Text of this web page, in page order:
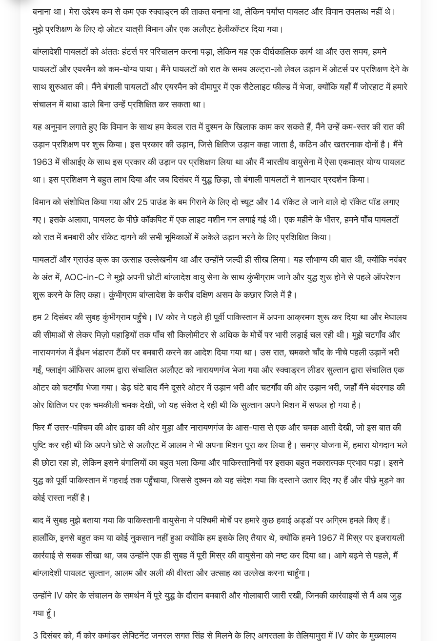
बनाना था। मेरा उद्देश्य कम से कम एक स्क्वाड्रन की ताकत बनाना था, लेकिन पर्याप्त पायलट और विमान उपलब्ध नहीं थे।
मुझे प्रशिक्षण के लिए दो ओटर यात्री विमान और एक अलौएट हेलीकॉप्टर दिया गया।
बांग्लादेशी पायलटों को अंततः हंटर्स पर परिचालन करना पड़ा, लेकिन यह एक दीर्घकालिक कार्य था और उस समय, हमने
पायलटों और एयरमैन को कम-योग्य पाया। मैंने पायलटों को रात के समय अल्ट्रा-लो लेवल उड़ान में ओटर्स पर प्रशिक्षण देने के
साथ शुरुआत की। मैंने बंगाली पायलटों और एयरमैन को दीमापुर में एक सैटेलाइट फील्ड में भेजा, क्योंकि यहाँ मैं जोरहाट में हमारे
संचालन में बाधा डाले बिना उन्हें प्रशिक्षित कर सकता था।
यह अनुमान लगाते हुए कि विमान के साथ हम केवल रात में दुश्मन के खिलाफ काम कर सकते हैं, मैंने उन्हें कम-स्तर की रात की
उड़ान प्रशिक्षण पर शुरू किया। इस प्रकार की उड़ान, जिसे क्षितिज उड़ान कहा जाता है, कठिन और खतरनाक दोनों है। मैंने
1963 में सीआईए के साथ इस प्रकार की उड़ान पर प्रशिक्षण लिया था और मैं भारतीय वायुसेना में ऐसा एकमात्र योग्य पायलट
था। इस प्रशिक्षण ने बहुत लाभ दिया और जब दिसंबर में युद्ध छिड़ा, तो बंगाली पायलटों ने शानदार प्रदर्शन किया।
विमान को संशोधित किया गया और 25 पाउंड के बम गिराने के लिए दो च्यूट और 14 रॉकेट ले जाने वाले दो रॉकेट पॉड लगाए
गए। इसके अलावा, पायलट के पीछे कॉकपिट में एक लाइट मशीन गन लगाई गई थी। एक महीने के भीतर, हमने पाँच पायलटों
को रात में बमबारी और रॉकेट दागने की सभी भूमिकाओं में अकेले उड़ान भरने के लिए प्रशिक्षित किया।
पायलटों और ग्राउंड क्रू का उत्साह उल्लेखनीय था और उन्होंने जल्दी ही सीख लिया। यह सौभाग्य की बात थी, क्योंकि नवंबर
के अंत में, AOC-in-C ने मुझे अपनी छोटी बांग्लादेश वायु सेना के साथ कुंभीग्राम जाने और युद्ध शुरू होने से पहले ऑपरेशन
शुरू करने के लिए कहा। कुंभीग्राम बांग्लादेश के करीब दक्षिण असम के कछार जिले में है।
हम 2 दिसंबर की सुबह कुंभीग्राम पहुँचे। IV कोर ने पहले ही पूर्वी पाकिस्तान में अपना आक्रमण शुरू कर दिया था और मेघालय
की सीमाओं से लेकर मिज़ो पहाड़ियों तक पाँच सौ किलोमीटर से अधिक के मोर्चे पर भारी लड़ाई चल रही थी। मुझे चटगाँव और
नारायणगंज में ईंधन भंडारण टैंकों पर बमबारी करने का आदेश दिया गया था। उस रात, चमकते चाँद के नीचे पहली उड़ानें भरी
गईं, फ्लाइंग ऑफिसर आलम द्वारा संचालित अलौएट को नारायणगंज भेजा गया और स्क्वाड्रन लीडर सुल्तान द्वारा संचालित एक
ओटर को चटगाँव भेजा गया। डेढ़ घंटे बाद मैंने दूसरे ओटर में उड़ान भरी और चटगाँव की ओर उड़ान भरी, जहाँ मैंने बंदरगाह की
ओर क्षितिज पर एक चमकीली चमक देखी, जो यह संकेत दे रही थी कि सुल्तान अपने मिशन में सफल हो गया है।
फिर मैं उत्तर-पश्चिम की ओर ढाका की ओर मुड़ा और नारायणगंज के आस-पास से एक और चमक आती देखी, जो इस बात की
पुष्टि कर रही थी कि अपने छोटे से अलौएट में आलम ने भी अपना मिशन पूरा कर लिया है। समग्र योजना में, हमारा योगदान भले
ही छोटा रहा हो, लेकिन इसने बंगालियों का बहुत भला किया और पाकिस्तानियों पर इसका बहुत नकारात्मक प्रभाव पड़ा। इसने
युद्ध को पूर्वी पाकिस्तान में गहराई तक पहुँचाया, जिससे दुश्मन को यह संदेश गया कि दस्ताने उतार दिए गए हैं और पीछे मुड़ने का
कोई रास्ता नहीं है।
बाद में सुबह मुझे बताया गया कि पाकिस्तानी वायुसेना ने पश्चिमी मोर्चे पर हमारे कुछ हवाई अड्डों पर अग्रिम हमले किए हैं।
हालाँकि, इनसे बहुत कम या कोई नुकसान नहीं हुआ क्योंकि हम इसके लिए तैयार थे, क्योंकि हमने 1967 में मिस्र पर इजरायली
कार्रवाई से सबक सीखा था, जब उन्होंने एक ही सुबह में पूरी मिस्र की वायुसेना को नष्ट कर दिया था। आगे बढ़ने से पहले, मैं
बांग्लादेशी पायलट सुल्तान, आलम और अली की वीरता और उत्साह का उल्लेख करना चाहूँगा।
उन्होंने IV कोर के संचालन के समर्थन में पूरे युद्ध के दौरान बमबारी और गोलाबारी जारी रखी, जिनकी कार्रवाइयों से मैं अब जुड़
गया हूँ।
3 दिसंबर को, मैं कोर कमांडर लेफ्टिनेंट जनरल सगत सिंह से मिलने के लिए अगरतला के तेलियामुरा में IV कोर के मुख्यालय